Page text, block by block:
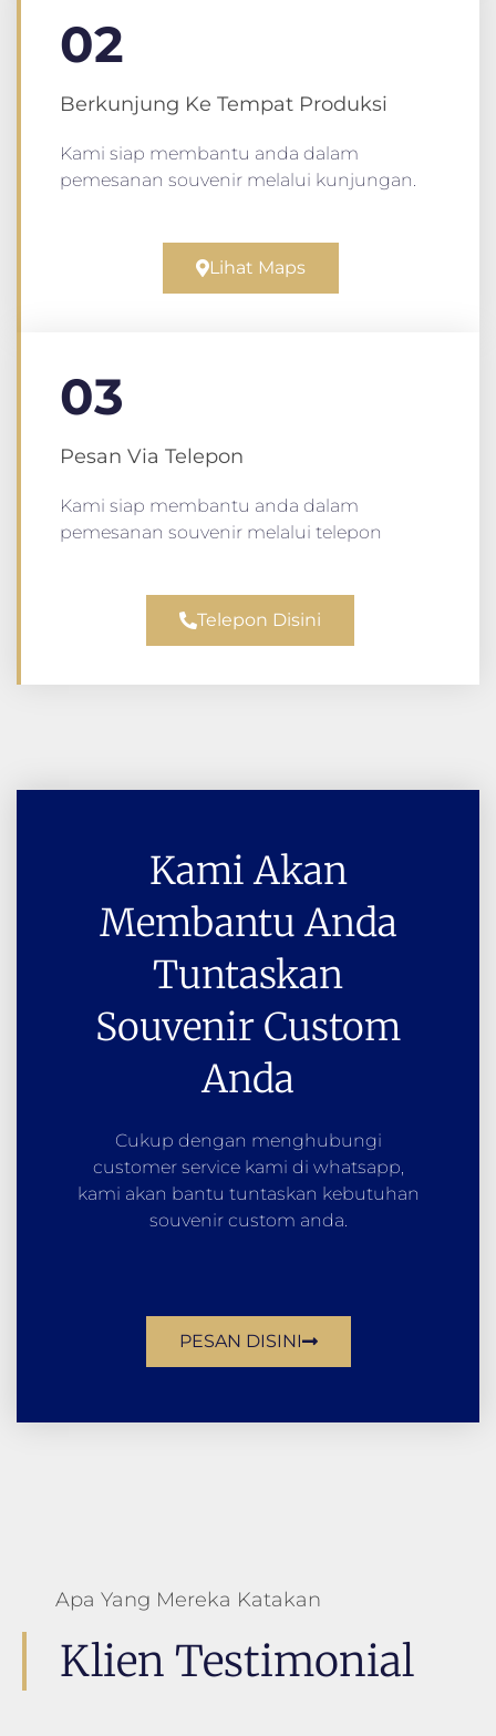
02
Berkunjung Ke Tempat Produksi
Kami siap membantu anda dalam
pemesanan souvenir melalui kunjungan.
Lihat Maps
03
Pesan Via Telepon
Kami siap membantu anda dalam
pemesanan souvenir melalui telepon
Telepon Disini
Kami Akan
Membantu Anda
Tuntaskan
Souvenir Custom
Anda
Cukup dengan menghubungi
customer service kami di whatsapp,
kami akan bantu tuntaskan kebutuhan
souvenir custom anda.
PESAN DISINI
Apa Yang Mereka Katakan
Klien Testimonial